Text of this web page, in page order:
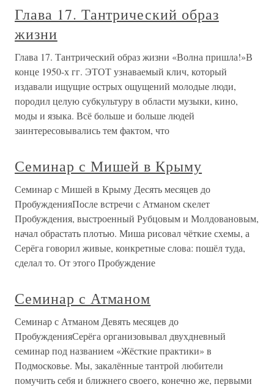
Глава 17. Тантрический образ
жизни
Глава 17. Тантрический образ жизни «Волна пришла!»В
конце 1950-х гг. ЭТОТ узнаваемый клич, который
издавали ищущие острых ощущений молодые люди,
породил целую субкультуру в области музыки, кино,
моды и языка. Всё больше и больше людей
заинтересовывались тем фактом, что
Семинар с Мишей в Крыму
Семинар с Мишей в Крыму Десять месяцев до
ПробужденияПосле встречи с Атманом скелет
Пробуждения, выстроенный Рубцовым и Молдовановым,
начал обрастать плотью. Миша рисовал чёткие схемы, а
Серёга говорил живые, конкретные слова: пошёл туда,
сделал то. От этого Пробуждение
Семинар с Атманом
Семинар с Атманом Девять месяцев до
ПробужденияСерёга организовывал двухдневный
семинар под названием «Жёсткие практики» в
Подмосковье. Мы, закалённые тантрой любители
помучить себя и ближнего своего, конечно же, первыми